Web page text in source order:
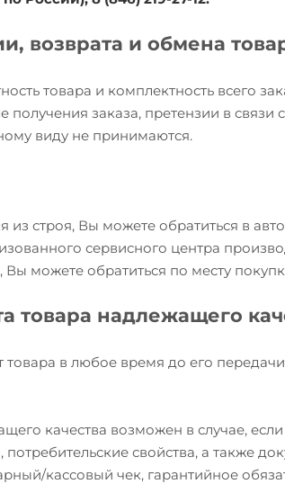
возврата и обмена
товара и комплектность всего
получения заказа, претензии в
виду не принимаются.
из строя, Вы можете обратиться в
сервисного центра
Вы можете обратиться по месту
товара надлежащего
товара в любое время до его
качества возможен в случае,
потребительские свойства, а также
кассовый чек, гарантийное